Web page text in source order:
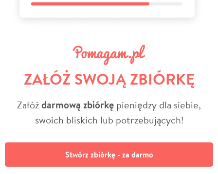
ZAŁÓŻ SWOJĄ ZBIÓRKĘ
Załóżdarmową zbiórkę pieniędzy dla siebie,
swoich bliskich lub potrzebujących!
Stwórz zbiórkę - za darmo